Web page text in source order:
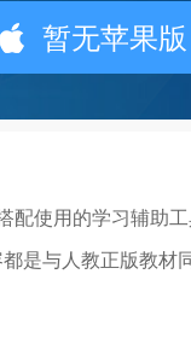
暂无苹果版
配使用的学习辅助
是与人教正版教